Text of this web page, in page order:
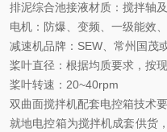
排泥综合池接液材质：搅拌轴
电机：防爆、变频、一级能效
减速机品牌： SEW 、常州国茂
桨叶直径：根据均质要求，按
桨叶转速： 20~40rpm
双曲面搅拌机配套电控箱技术要
就地电控箱为搅拌机成套供货